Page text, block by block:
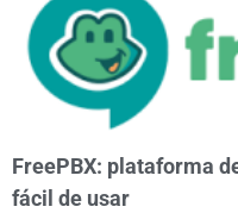
FreePBX: plataforma
fácil de usar